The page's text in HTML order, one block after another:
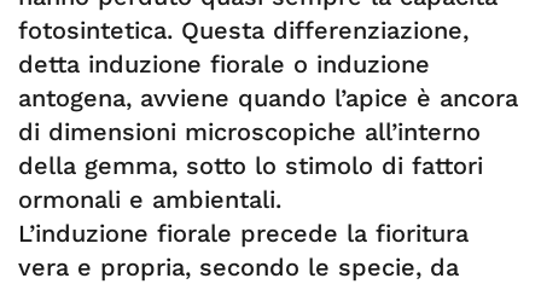
fotosintetica. Questa differenziazione,
detta induzione fiorale o induzione
antogena, avviene quando l’apice è ancora
di dimensioni microscopiche all’interno
della gemma, sotto lo stimolo di fattori
ormonali e ambientali.
L’induzione fiorale precede la fioritura
vera e propria, secondo le specie, da